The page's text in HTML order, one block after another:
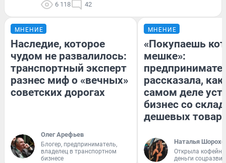
6 118 42
МНЕНИЕ
Наследие, которое
чудом не развалилось:
транспортный эксперт
разнес миф о «вечных»
советских дорогах
Олег Арефьев
Блогер, предприниматель,
владелец в транспортном
бизнесе
МНЕНИЕ
«Покупаешь
мешке»:
рассказала, как
самом деле
бизнес со
дешевых
Наталья
Открыла
деньги